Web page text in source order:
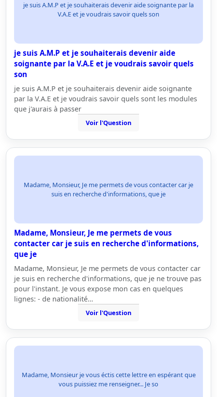
je suis A.M.P et je souhaiterais devenir aide soignante par la
V.A.E et je voudrais savoir quels son
je suis A.M.P et je souhaiterais devenir aide
soignante par la V.A.E et je voudrais savoir quels
son
je suis A.M.P et je souhaiterais devenir aide soignante
par la V.A.E et je voudrais savoir quels sont les modules
que j'aurais à passer
Voir l'Question
Madame, Monsieur, Je me permets de vous contacter car je
suis en recherche d'informations, que je
Madame, Monsieur, Je me permets de vous
contacter car je suis en recherche d'informations,
que je
Madame, Monsieur, Je me permets de vous contacter car
je suis en recherche d'informations, que je ne trouve pas
pour l'instant. Je vous expose mon cas en quelques
lignes: - de nationalité…
Voir l'Question
Madame, Monsieur je vous éctis cette lettre en espérant que
vous puissiez me renseigner... Je so